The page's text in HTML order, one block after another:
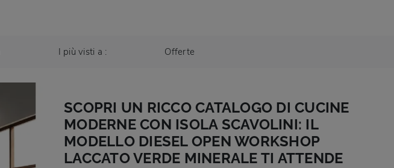
I più visti a : Offerte
SCOPRI UN RICCO CATALOGO DI CUCINE
MODERNE CON ISOLA SCAVOLINI: IL
MODELLO DIESEL OPEN WORKSHOP
LACCATO VERDE MINERALE TI ATTENDE